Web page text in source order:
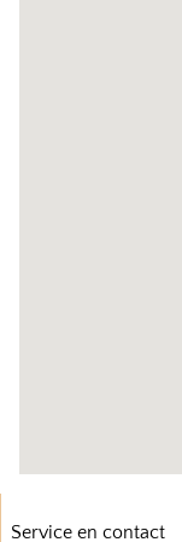
Service en contact